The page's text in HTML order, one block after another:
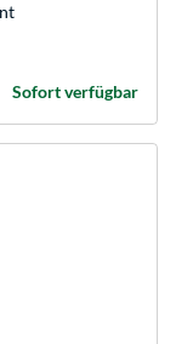
Sofort verfügbar